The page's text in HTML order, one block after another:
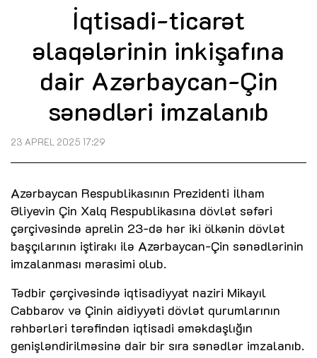
İqtisadi-ticarət
əlaqələrinin inkişafına
dair Azərbaycan-Çin
sənədləri imzalanıb
23 APREL 2025 17:29
Azərbaycan Respublikasının Prezidenti İlham
Əliyevin Çin Xalq Respublikasına dövlət səfəri
çərçivəsində aprelin 23-də hər iki ölkənin dövlət
başçılarının iştirakı ilə Azərbaycan-Çin sənədlərinin
imzalanması mərasimi olub.
Tədbir çərçivəsində iqtisadiyyat naziri Mikayıl
Cabbarov və Çinin aidiyyəti dövlət qurumlarının
rəhbərləri tərəfindən iqtisadi əməkdaşlığın
genişləndirilməsinə dair bir sıra sənədlər imzalanıb.